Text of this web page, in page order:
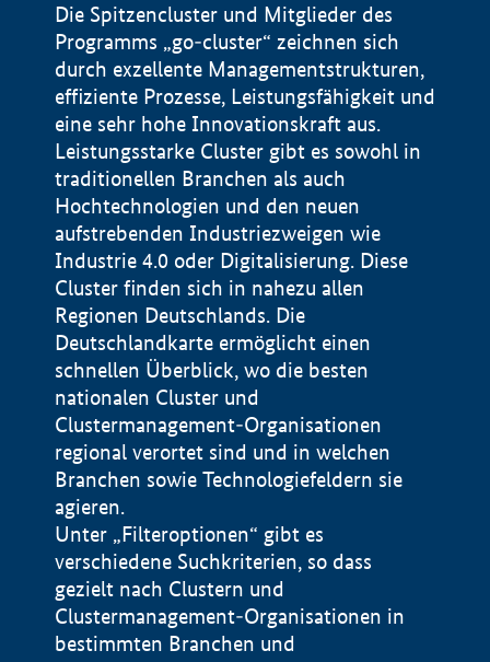
Die Spitzencluster und Mitglieder des
Programms „go-cluster“ zeichnen sich
durch exzellente Managementstrukturen,
effiziente Prozesse, Leistungsfähigkeit und
eine sehr hohe Innovationskraft aus.
Leistungsstarke Cluster gibt es sowohl in
traditionellen Branchen als auch
Hochtechnologien und den neuen
aufstrebenden Industriezweigen wie
Industrie 4.0 oder Digitalisierung. Diese
Cluster finden sich in nahezu allen
Regionen Deutschlands. Die
Deutschlandkarte ermöglicht einen
schnellen Überblick, wo die besten
nationalen Cluster und
Clustermanagement-Organisationen
regional verortet sind und in welchen
Branchen sowie Technologiefeldern sie
agieren.
Unter „Filteroptionen“ gibt es
verschiedene Suchkriterien, so dass
gezielt nach Clustern und
Clustermanagement-Organisationen in
bestimmten Branchen und
Impressum
Datenschutzerklärung
BMWE, 2026 ©
100 km © Geobasis-DE / BKG 2015